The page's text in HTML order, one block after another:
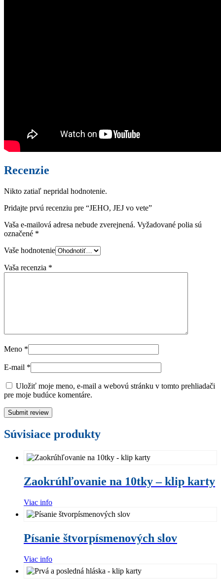
Recenzie
Nikto zatiaľ nepridal hodnotenie.
Pridajte prvú recenziu pre “JEHO, JEJ vo vete”
Vaša e-mailová adresa nebude zverejnená. Vyžadované polia sú
označené *
Vaše hodnotenie
Vaša recenzia *
Meno *
E-mail *
Uložiť moje meno, e-mail a webovú stránku v tomto prehliadači
pre moje budúce komentáre.
Súvisiace produkty
10tky
klip
karty
Zaokrúhľovanie na 10tky – klip karty
Viac info
slov
Písanie štvorpísmenových slov
Viac info